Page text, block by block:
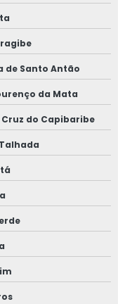
de Santo Antão
da Mata
do Capibaribe